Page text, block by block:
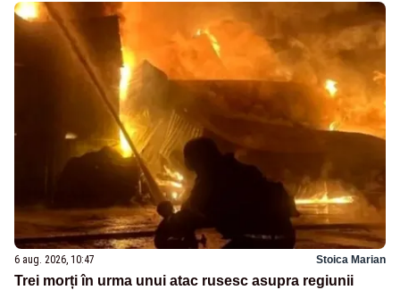
6 aug. 2026, 10:47 Stoica Marian
Trei morți în urma unui atac rusesc asupra regiunii